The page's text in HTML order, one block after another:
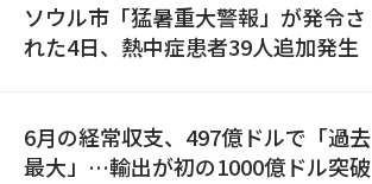
ソウル市「猛暑重大警報」が発令さ
れた4日、熱中症患者39人追加発生
6月の経常収支、497億ドルで「過去
最大」…輸出が初の1000億ドル突破